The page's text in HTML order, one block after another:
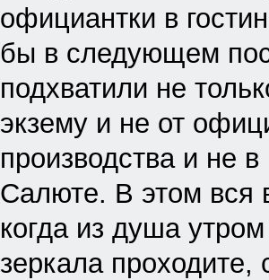
официантки в
бы в следующем
подхватили не
экзему и не от
производства и не
Салюте. В этом
когда из душа
зеркала проходите,